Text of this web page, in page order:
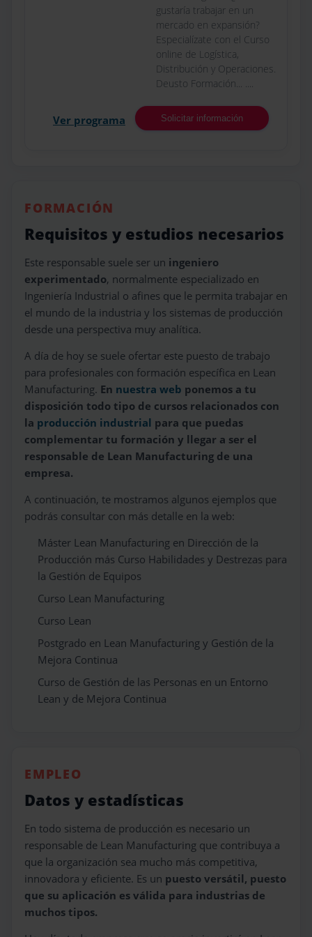
gustaría trabajar en un
mercado en expansión?
Especialízate con el Curso
online de Logística,
Distribución y Operaciones.
Deusto Formación... ....
Ver programa Solicitar información
FORMACIÓN
Requisitos y estudios necesarios
Este responsable suele ser un ingeniero
experimentado, normalmente especializado en
Ingeniería Industrial o afines que le permita trabajar en
el mundo de la industria y los sistemas de producción
desde una perspectiva muy analítica.
A día de hoy se suele ofertar este puesto de trabajo
para profesionales con formación específica en Lean
Manufacturing. En nuestra web ponemos a tu
disposición todo tipo de cursos relacionados con
la producción industrial para que puedas
complementar tu formación y llegar a ser el
responsable de Lean Manufacturing de una
empresa.
A continuación, te mostramos algunos ejemplos que
podrás consultar con más detalle en la web:
Máster Lean Manufacturing en Dirección de la
Producción más Curso Habilidades y Destrezas para
la Gestión de Equipos
Curso Lean Manufacturing
Curso Lean
Postgrado en Lean Manufacturing y Gestión de la
Mejora Continua
Curso de Gestión de las Personas en un Entorno
Lean y de Mejora Continua
EMPLEO
Datos y estadísticas
En todo sistema de producción es necesario un
responsable de Lean Manufacturing que contribuya a
que la organización sea mucho más competitiva,
innovadora y eficiente. Es un puesto versátil, puesto
que su aplicación es válida para industrias de
muchos tipos.